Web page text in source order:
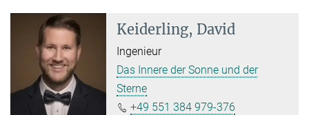
Keiderling, David
Ingenieur
Das Innere der Sonne und der
Sterne
+49 551 384 979-376